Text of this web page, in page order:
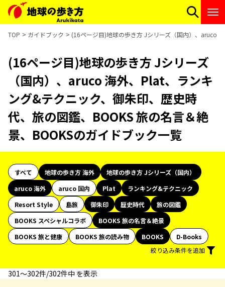
TOP ガイドブック (16ページ目)地球の歩き方 Jシリーズ（国内）、aruco
(16ページ目)地球の歩き方 Jシリーズ
（国内）、aruco 海外、Plat、ランキ
ング&テクニック、御朱印、歴史時
代、旅の図鑑、BOOKS 旅の名言＆絶
景、BOOKSのガイドブック一覧
すべて 地球の歩き方 海外
地球の歩き方 Jシリーズ（国内）
aruco 海外
aruco 国内 Plat
ランキング&テクニック
Resort Style
島旅 御朱印 歴史時代
旅の図鑑
BOOKS スペシャルコラボ
BOOKS 旅の名言＆絶景
BOOKS 旅と健康
BOOKS 旅の読み物 BOOKS
D-Books
絞り込み条件を追加
301〜302件/302件中 を表示